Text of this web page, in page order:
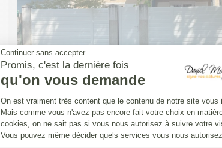
Continuer sans accepter
Promis, c'est la dernière fois
qu'on vous demande
Plateforme de Gestion du
On est vraiment très content que le contenu de notre site vous
Mais comme vous n'avez pas encore fait votre choix en
cookies, on ne sait pas si vous nous autorisez à suivre votre
Vous pouvez même décider quels services vous nous
CLOTURE (INSTALLATION)
Pose d'une Clôture Yat'Easy avec un